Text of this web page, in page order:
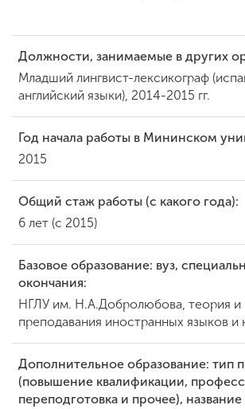
деятельность
Другие виды
Студенческая жизнь
Сведения об
SPN
Приемная
Должности, занимаемые в других
Младший лингвист-лексикограф
английский языки), 2014-2015 гг.
Год начала работы в Мининском
2015
Общий стаж работы (с какого года):
6 лет (с 2015)
Базовое образование: вуз,
окончания:
НГЛУ им. Н.А.Добролюбова, теория и
преподавания иностранных языков и
Дополнительное образование: тип
(повышение квалификации,
переподготовка и прочее),